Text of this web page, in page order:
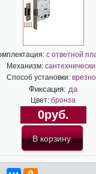
с ответной
Механизм:
Способ установки:
Фиксация: да
Цвет: бронза
0руб.